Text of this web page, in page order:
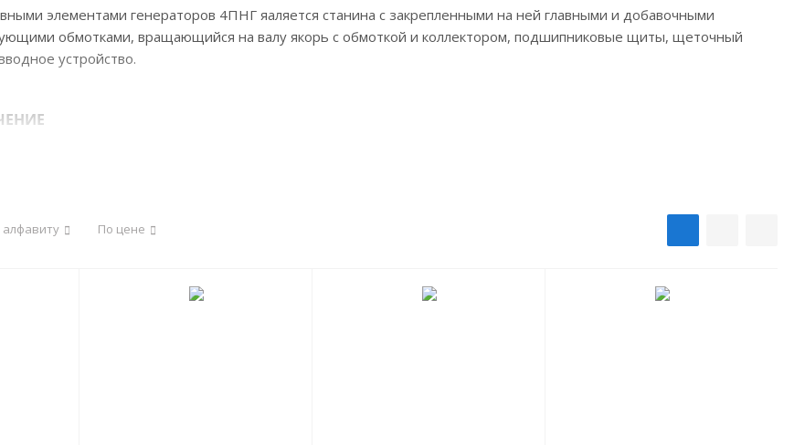
элементами генераторов 4ПНГ яаляется станина с закрепленными на ней главными и добавочными
обмотками, вращающийся на валу якорь с обмоткой и коллектором, подшипниковые щиты, щеточный
устройство.
тока
с самовентиляцией
алфавиту По цене